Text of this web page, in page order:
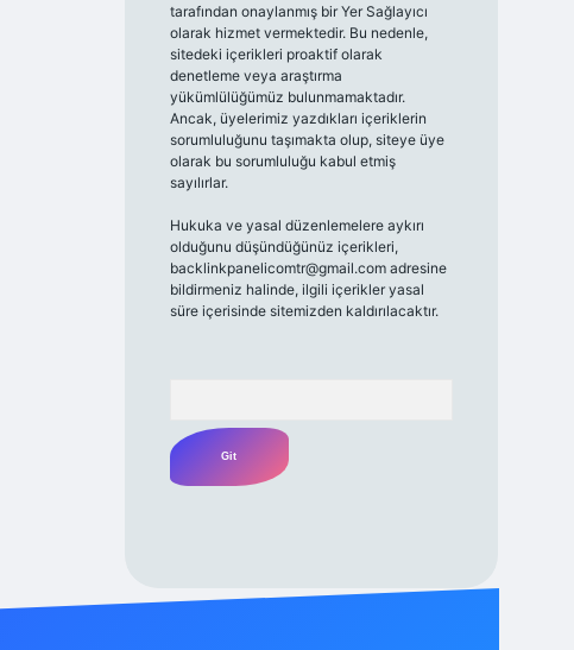
tarafından onaylanmış bir Yer Sağlayıcı
olarak hizmet vermektedir. Bu nedenle,
sitedeki içerikleri proaktif olarak
denetleme veya araştırma
yükümlülüğümüz bulunmamaktadır.
Ancak, üyelerimiz yazdıkları içeriklerin
sorumluluğunu taşımakta olup, siteye üye
olarak bu sorumluluğu kabul etmiş
sayılırlar.
Hukuka ve yasal düzenlemelere aykırı
olduğunu düşündüğünüz içerikleri,
backlinkpanelicomtr@gmail.comadresine
bildirmeniz halinde, ilgili içerikler yasal
süre içerisinde sitemizden kaldırılacaktır.